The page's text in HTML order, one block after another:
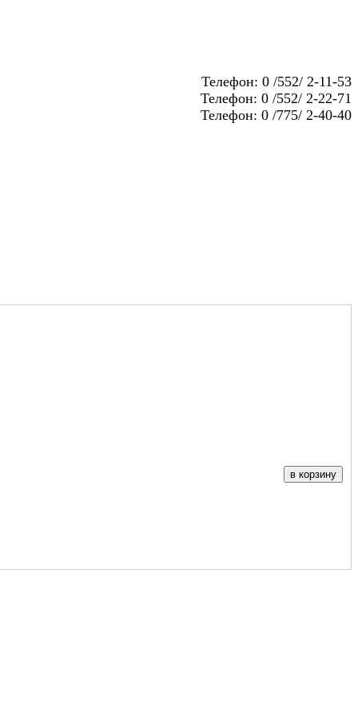
Телефон: 0 /552/ 2-11-53
Телефон: 0 /552/ 2-22-71
Телефон: 0 /775/ 2-40-40